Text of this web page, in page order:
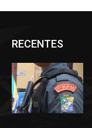
RECENTES